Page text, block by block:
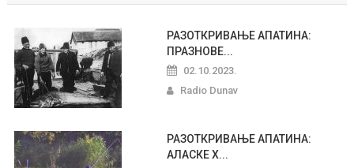
РАЗОТКРИВАЊЕ АПАТИНА:
ПРАЗНОВЕ...
02.10.2023.
Radio Dunav
РАЗОТКРИВАЊЕ АПАТИНА:
АЛАСКЕ Х...